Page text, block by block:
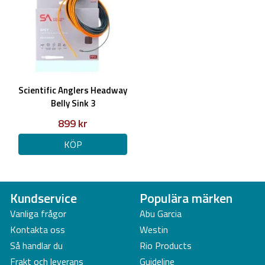
Scientific Anglers Headway
Belly Sink 3
899 kr
KÖP
Kundservice
Vanliga frågor
Kontakta oss
Så handlar du
Frakt och leverans
Populära märken
Abu Garcia
Westin
Rio Products
Guideline